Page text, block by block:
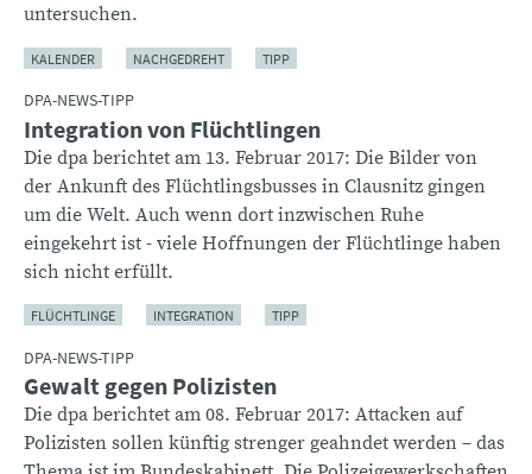
untersuchen.
KALENDER NACHGEDREHT TIPP
DPA-NEWS-TIPP
Integration von Flüchtlingen
Die dpa berichtet am 13. Februar 2017: Die Bilder von
der Ankunft des Flüchtlingsbusses in Clausnitz gingen
um die Welt. Auch wenn dort inzwischen Ruhe
eingekehrt ist - viele Hoffnungen der Flüchtlinge haben
sich nicht erfüllt.
FLÜCHTLINGE INTEGRATION TIPP
DPA-NEWS-TIPP
Gewalt gegen Polizisten
Die dpa berichtet am 08. Februar 2017: Attacken auf
Polizisten sollen künftig strenger geahndet werden – das